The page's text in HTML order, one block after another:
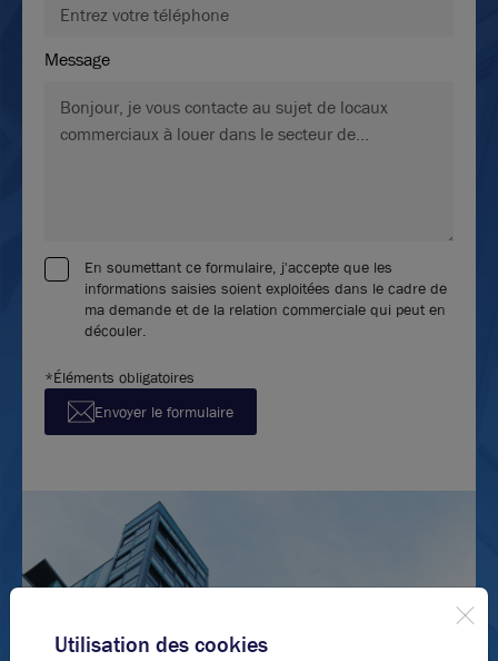
Message
En soumettant ce formulaire, j'accepte que les
informations saisies soient exploitées dans le cadre de
ma demande et de la relation commerciale qui peut en
découler.
*Éléments obligatoires
Envoyer le formulaire
Utilisation des cookies